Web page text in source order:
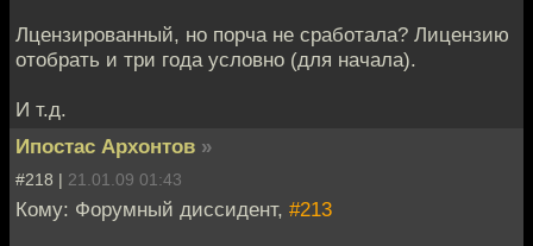
Лцензированный, но порча не сработала? Лицензию
отобрать и три года условно (для начала).
И т.д.
Ипостас Архонтов »
#218 | 21.01.09 01:43
Кому: Форумный диссидент, #213